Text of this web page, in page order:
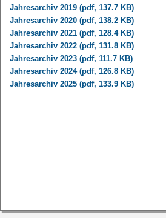
Jahresarchiv 2019 (pdf, 137.7 KB)
Jahresarchiv 2020 (pdf, 138.2 KB)
Jahresarchiv 2021 (pdf, 128.4 KB)
Jahresarchiv 2022 (pdf, 131.8 KB)
Jahresarchiv 2023 (pdf, 111.7 KB)
Jahresarchiv 2024 (pdf, 126.8 KB)
Jahresarchiv 2025 (pdf, 133.9 KB)